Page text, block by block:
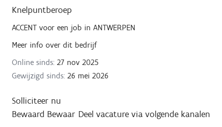
Knelpuntberoep
ACCENT voor een job in ANTWERPEN
Meer info over dit bedrijf
Online sinds: 27 nov 2025
Gewijzigd sinds: 26 mei 2026
Solliciteer nu
Bewaard Bewaar Deel vacature via volgende kanalen